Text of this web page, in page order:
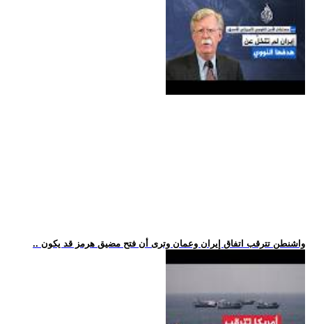
.. واشنطن تترقب اتفاق إيران وعمان وترى أن فتح مضيق هرمز قد يكون